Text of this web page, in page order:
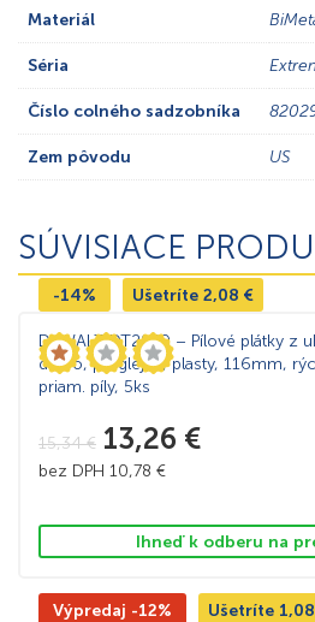
Materiál
Séria
Číslo colného sadzobníka
Zem pôvodu US
SÚVISIACE
-14% Ušetríte 2,08 €
DeWALT DT2169 – Pílové plátky z
drevo, preglejku, plasty, 116mm,
priam. píly, 5ks
15,34€ 13,26 €
bez DPH 10,78 €
Ihneď k odberu na
Výpredaj -12% Ušetríte 1,08